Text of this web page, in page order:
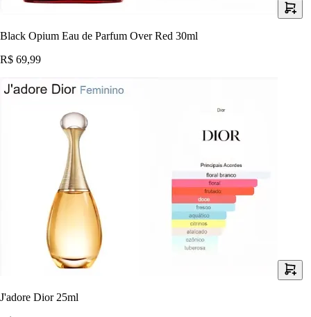
Black Opium Eau de Parfum Over Red 30ml
R$ 69,99
J'adore Dior 25ml